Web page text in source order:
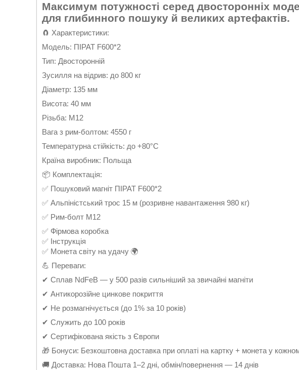
Максимум потужності серед двосторонніх
для глибинного пошуку й великих артефактів.
🧲 Характеристики:
Модель: ПІРАТ F600*2
Тип: Двосторонній
Зусилля на відрив: до 800 кг
Діаметр: 135 мм
Висота: 40 мм
Різьба: М12
Вага з рим-болтом: 4550 г
Температурна стійкість: до +80°C
Країна виробник: Польща
📦 Комплектація:
✅ Пошуковий магніт ПІРАТ F600*2
✅ Альпіністський трос 15 м (розривне навантаження 980 кг)
✅ Рим-болт М12
✅ Фірмова коробка
✅ Інструкція
✅ Монета світу на удачу 🌍
💪 Переваги:
✔ Сплав NdFeB — у 500 разів сильніший за звичайні магніти
✔ Антикорозійне цинкове покриття
✔ Не розмагнічується (до 1% за 10 років)
✔ Служить до 100 років
✔ Сертифікована якість з Європи
🎁 Бонуси: Безкоштовна доставка при оплаті на картку + монета у
🚚 Доставка: Нова Пошта 1–2 дні, обмін/повернення — 14 днів